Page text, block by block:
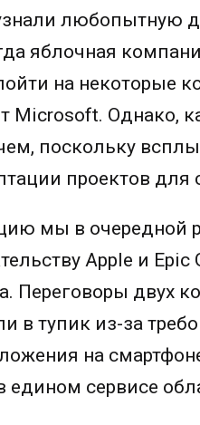
любопытную
яблочная
на некоторые
Однако,
поскольку
проектов для
мы в очередной
Apple и
Переговоры двух
в тупик из-за
на
едином сервисе